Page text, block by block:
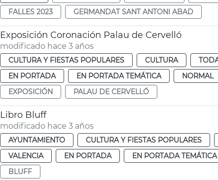
FALLES 2023
GERMANDAT SANT ANTONI ABAD
Exposición Coronación Palau de Cervelló
modificado hace 3 años
CULTURA Y FIESTAS POPULARES CULTURA
EN PORTADA
EN PORTADA TEMÁTICA NORMAL
EXPOSICIÓN
PALAU DE CERVELLÓ
Libro Bluff
modificado hace 3 años
AYUNTAMIENTO CULTURA Y FIESTAS POPULARES
VALENCIA
EN PORTADA EN PORTADA TEMÁTICA
BLUFF